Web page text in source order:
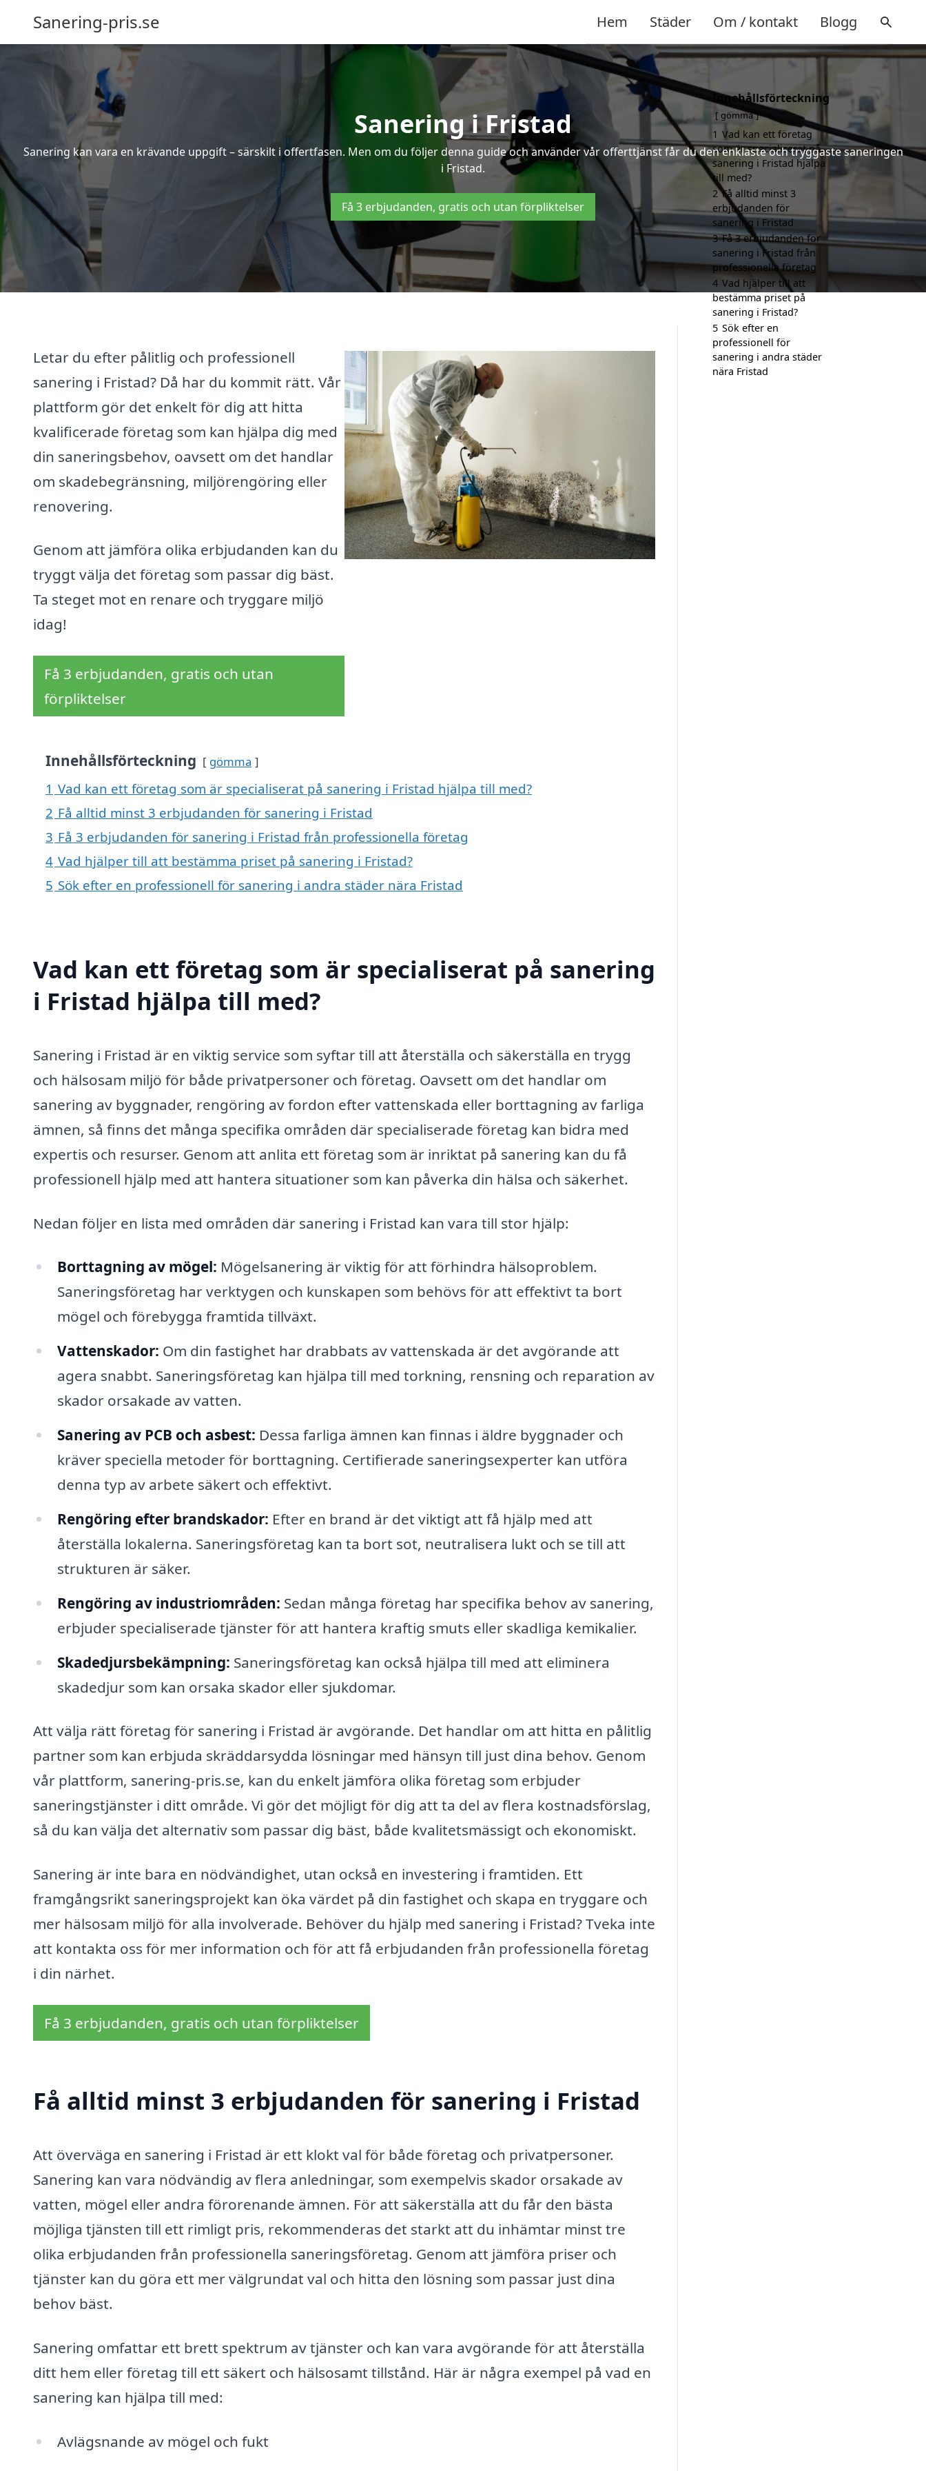
Sanering-pris.se Hem Städer Om / kontakt Blogg
Sanering i Fristad
Sanering kan vara en krävande uppgift – särskilt i offertfasen. Men om du följer denna guide och använder vår offerttjänst får du den enklaste och tryggaste saneringen
i Fristad.
Få 3 erbjudanden, gratis och utan förpliktelser
Letar du efter pålitlig och professionell
sanering i Fristad? Då har du kommit rätt. Vår
plattform gör det enkelt för dig att hitta
kvalificerade företag som kan hjälpa dig med
din saneringsbehov, oavsett om det handlar
om skadebegränsning, miljörengöring eller
renovering.
Genom att jämföra olika erbjudanden kan du
tryggt välja det företag som passar dig bäst.
Ta steget mot en renare och tryggare miljö
idag!
Få 3 erbjudanden, gratis och utan
förpliktelser
Innehållsförteckning gömma
1 Vad kan ett företag som är specialiserat på sanering i Fristad hjälpa till med?
2 Få alltid minst 3 erbjudanden för sanering i Fristad
3 Få 3 erbjudanden för sanering i Fristad från professionella företag
4 Vad hjälper till att bestämma priset på sanering i Fristad?
5 Sök efter en professionell för sanering i andra städer nära Fristad
Vad kan ett företag som är specialiserat på sanering
i Fristad hjälpa till med?
Sanering i Fristad är en viktig service som syftar till att återställa och säkerställa en trygg
och hälsosam miljö för både privatpersoner och företag. Oavsett om det handlar om
sanering av byggnader, rengöring av fordon efter vattenskada eller borttagning av farliga
ämnen, så finns det många specifika områden där specialiserade företag kan bidra med
expertis och resurser. Genom att anlita ett företag som är inriktat på sanering kan du få
professionell hjälp med att hantera situationer som kan påverka din hälsa och säkerhet.
Nedan följer en lista med områden där sanering i Fristad kan vara till stor hjälp:
Borttagning av mögel: Mögelsanering är viktig för att förhindra hälsoproblem.
Saneringsföretag har verktygen och kunskapen som behövs för att effektivt ta bort
mögel och förebygga framtida tillväxt.
Vattenskador: Om din fastighet har drabbats av vattenskada är det avgörande att
agera snabbt. Saneringsföretag kan hjälpa till med torkning, rensning och reparation av
skador orsakade av vatten.
Sanering av PCB och asbest: Dessa farliga ämnen kan finnas i äldre byggnader och
kräver speciella metoder för borttagning. Certifierade saneringsexperter kan utföra
denna typ av arbete säkert och effektivt.
Rengöring efter brandskador: Efter en brand är det viktigt att få hjälp med att
återställa lokalerna. Saneringsföretag kan ta bort sot, neutralisera lukt och se till att
strukturen är säker.
Rengöring av industriområden: Sedan många företag har specifika behov av sanering,
erbjuder specialiserade tjänster för att hantera kraftig smuts eller skadliga kemikalier.
Skadedjursbekämpning: Saneringsföretag kan också hjälpa till med att eliminera
skadedjur som kan orsaka skador eller sjukdomar.
Att välja rätt företag för sanering i Fristad är avgörande. Det handlar om att hitta en pålitlig
partner som kan erbjuda skräddarsydda lösningar med hänsyn till just dina behov. Genom
vår plattform, sanering-pris.se, kan du enkelt jämföra olika företag som erbjuder
saneringstjänster i ditt område. Vi gör det möjligt för dig att ta del av flera kostnadsförslag,
så du kan välja det alternativ som passar dig bäst, både kvalitetsmässigt och ekonomiskt.
Sanering är inte bara en nödvändighet, utan också en investering i framtiden. Ett
framgångsrikt saneringsprojekt kan öka värdet på din fastighet och skapa en tryggare och
mer hälsosam miljö för alla involverade. Behöver du hjälp med sanering i Fristad? Tveka inte
att kontakta oss för mer information och för att få erbjudanden från professionella företag
i din närhet.
Få 3 erbjudanden, gratis och utan förpliktelser
Få alltid minst 3 erbjudanden för sanering i Fristad
Att överväga en sanering i Fristad är ett klokt val för både företag och privatpersoner.
Sanering kan vara nödvändig av flera anledningar, som exempelvis skador orsakade av
vatten, mögel eller andra förorenande ämnen. För att säkerställa att du får den bästa
möjliga tjänsten till ett rimligt pris, rekommenderas det starkt att du inhämtar minst tre
olika erbjudanden från professionella saneringsföretag. Genom att jämföra priser och
tjänster kan du göra ett mer välgrundat val och hitta den lösning som passar just dina
behov bäst.
Sanering omfattar ett brett spektrum av tjänster och kan vara avgörande för att återställa
ditt hem eller företag till ett säkert och hälsosamt tillstånd. Här är några exempel på vad en
sanering kan hjälpa till med:
Avlägsnande av mögel och fukt
Innehållsförteckning
gömma
1 Vad kan ett företag
som är specialiserat på
sanering i Fristad hjälpa
till med?
2 Få alltid minst 3
erbjudanden för
sanering i Fristad
3 Få 3 erbjudanden för
sanering i Fristad från
professionella företag
4 Vad hjälper till att
bestämma priset på
sanering i Fristad?
5 Sök efter en
professionell för
sanering i andra städer
nära Fristad